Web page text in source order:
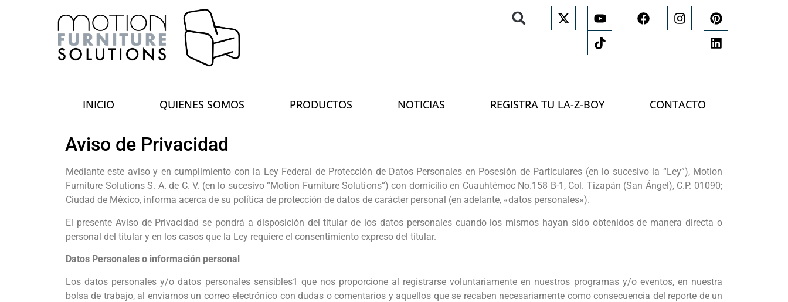
INICIO QUIENES SOMOS PRODUCTOS NOTICIAS REGISTRA TU LA-Z-BOY CONTACTO
Aviso de Privacidad
Mediante este aviso y en cumplimiento con la Ley Federal de Protección de Datos Personales en Posesión de Particulares (en lo sucesivo la “Ley”), Motion
Furniture Solutions S. A. de C. V. (en lo sucesivo “Motion Furniture Solutions”) con domicilio en Cuauhtémoc No.158 B-1, Col. Tizapán (San Ángel), C.P. 01090;
Ciudad de México, informa acerca de su política de protección de datos de carácter personal (en adelante, «datos personales»).
El presente Aviso de Privacidad se pondrá a disposición del titular de los datos personales cuando los mismos hayan sido obtenidos de manera directa o
personal del titular y en los casos que la Ley requiere el consentimiento expreso del titular.
Datos Personales o información personal
Los datos personales y/o datos personales sensibles1 que nos proporcione al registrarse voluntariamente en nuestros programas y/o eventos, en nuestra
bolsa de trabajo, al enviarnos un correo electrónico con dudas o comentarios y aquellos que se recaben necesariamente como consecuencia del reporte de un